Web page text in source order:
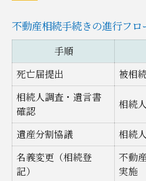
不動産相続手続きの進行フロ
手順
死亡届提出
被相
相続人調査・遺言書
確認
相続
遺産分割協議
相続
名義変更（相続登
記）
不動
実施